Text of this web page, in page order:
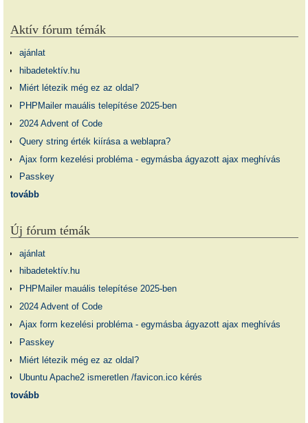
Aktív fórum témák
ajánlat
hibadetektív.hu
Miért létezik még ez az oldal?
PHPMailer mauális telepítése 2025-ben
2024 Advent of Code
Query string érték kiírása a weblapra?
Ajax form kezelési probléma - egymásba ágyazott ajax meghívás
Passkey
tovább
Új fórum témák
ajánlat
hibadetektív.hu
PHPMailer mauális telepítése 2025-ben
2024 Advent of Code
Ajax form kezelési probléma - egymásba ágyazott ajax meghívás
Passkey
Miért létezik még ez az oldal?
Ubuntu Apache2 ismeretlen /favicon.ico kérés
tovább